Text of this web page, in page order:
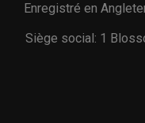
Enregistré en
Siège social: 1